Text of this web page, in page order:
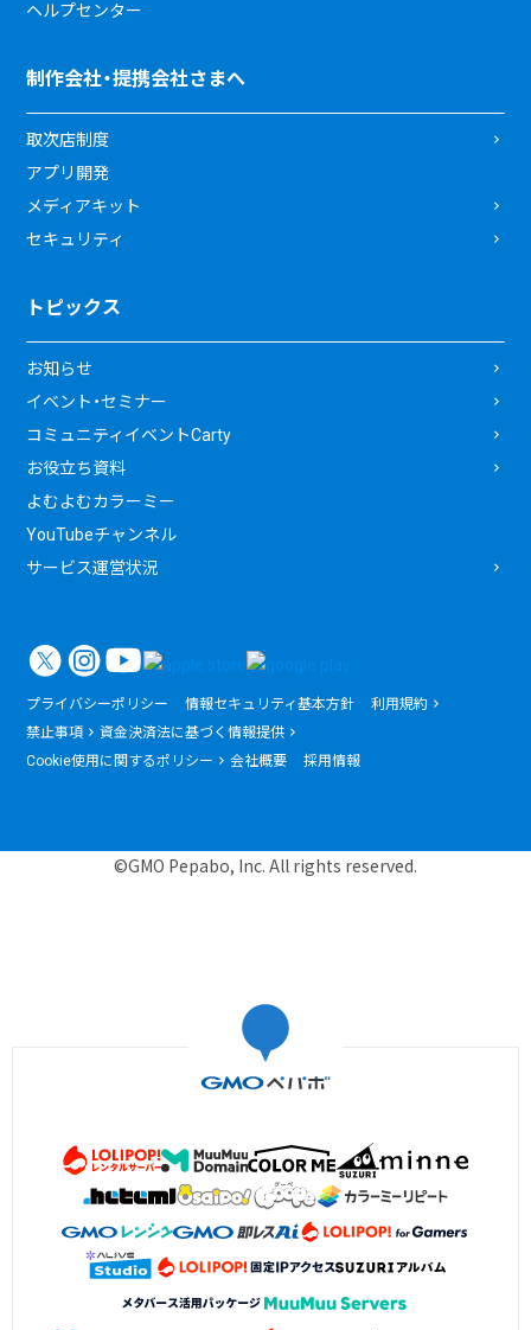
ヘルプセンター
制作会社・提携会社さまへ
取次店制度
アプリ開発
メディアキット
セキュリティ
トピックス
お知らせ
イベント・セミナー
コミュニティイベントCarty
お役立ち資料
よむよむカラーミー
YouTubeチャンネル
サービス運営状況
プライバシーポリシー 情報セキュリティ基本方針
利用規約
禁止事項
資金決済法に基づく情報提供
Cookie使用に関するポリシー
会社概要 採用情報
©GMO Pepabo, Inc. All rights reserved.